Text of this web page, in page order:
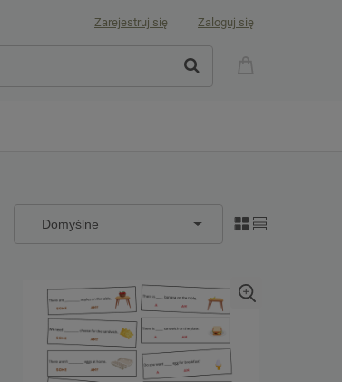
Zarejestruj się Zaloguj się